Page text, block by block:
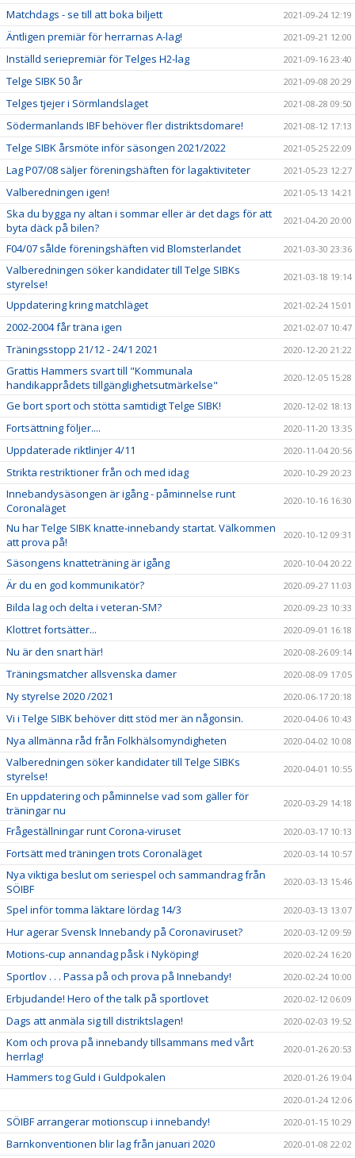
Matchdags - se till att boka biljett 2021-09-24 12:19
Äntligen premiär för herrarnas A-lag! 2021-09-21 12:00
Inställd seriepremiär för Telges H2-lag 2021-09-16 23:40
Telge SIBK 50 år 2021-09-08 20:29
Telges tjejer i Sörmlandslaget 2021-08-28 09:50
Södermanlands IBF behöver fler distriktsdomare! 2021-08-12 17:13
Telge SIBK årsmöte inför säsongen 2021/2022 2021-05-25 22:09
Lag P07/08 säljer föreningshäften för lagaktiviteter 2021-05-23 12:27
Valberedningen igen! 2021-05-13 14:21
Ska du bygga ny altan i sommar eller är det dags för att
byta däck på bilen?
2021-04-20 20:00
F04/07 sålde föreningshäften vid Blomsterlandet 2021-03-30 23:36
Valberedningen söker kandidater till Telge SIBKs
styrelse!
2021-03-18 19:14
Uppdatering kring matchläget 2021-02-24 15:01
2002-2004 får träna igen 2021-02-07 10:47
Träningsstopp 21/12 - 24/1 2021 2020-12-20 21:22
Grattis Hammers svart till "Kommunala
handikapprådets tillgänglighetsutmärkelse"
2020-12-05 15:28
Ge bort sport och stötta samtidigt Telge SIBK! 2020-12-02 18:13
Fortsättning följer.... 2020-11-20 13:35
Uppdaterade riktlinjer 4/11 2020-11-04 20:56
Strikta restriktioner från och med idag 2020-10-29 20:23
Innebandysäsongen är igång - påminnelse runt
Coronaläget
2020-10-16 16:30
Nu har Telge SIBK knatte-innebandy startat. Välkommen
att prova på!
2020-10-12 09:31
Säsongens knatteträning är igång 2020-10-04 20:22
Är du en god kommunikatör? 2020-09-27 11:03
Bilda lag och delta i veteran-SM? 2020-09-23 10:33
Klottret fortsätter... 2020-09-01 16:18
Nu är den snart här! 2020-08-26 09:14
Träningsmatcher allsvenska damer 2020-08-09 17:05
Ny styrelse 2020 /2021 2020-06-17 20:18
Vi i Telge SIBK behöver ditt stöd mer än någonsin. 2020-04-06 10:43
Nya allmänna råd från Folkhälsomyndigheten 2020-04-02 10:08
Valberedningen söker kandidater till Telge SIBKs
styrelse!
2020-04-01 10:55
En uppdatering och påminnelse vad som gäller för
träningar nu
2020-03-29 14:18
Frågeställningar runt Corona-viruset 2020-03-17 10:13
Fortsätt med träningen trots Coronaläget 2020-03-14 10:57
Nya viktiga beslut om seriespel och sammandrag från
SÖIBF
2020-03-13 15:46
Spel inför tomma läktare lördag 14/3 2020-03-13 13:07
Hur agerar Svensk Innebandy på Coronaviruset? 2020-03-12 09:59
Motions-cup annandag påsk i Nyköping! 2020-02-24 16:20
Sportlov . . . Passa på och prova på Innebandy! 2020-02-24 10:00
Erbjudande! Hero of the talk på sportlovet 2020-02-12 06:09
Dags att anmäla sig till distriktslagen! 2020-02-03 19:52
Kom och prova på innebandy tillsammans med vårt
herrlag!
2020-01-26 20:53
Hammers tog Guld i Guldpokalen
2020-01-26 19:04
2020-01-24 12:06
SÖIBF arrangerar motionscup i innebandy! 2020-01-15 10:29
Barnkonventionen blir lag från januari 2020 2020-01-08 22:02